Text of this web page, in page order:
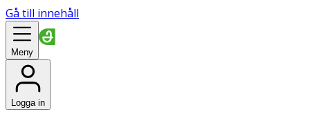
Gå till innehåll
Meny
Logga in